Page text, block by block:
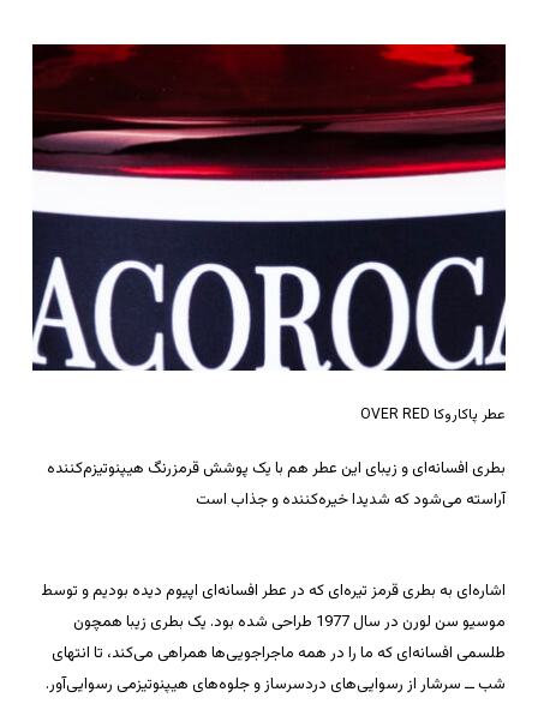
عطر پاکاروکا OVER RED
بطری افسانه‌ای و زیبای این عطر هم با یک پوشش قرمزرنگ هیپنوتیزم‌کننده
آراسته می‌شود که شدیدا خیره‌کننده و جذاب است
اشاره‌ای به بطری قرمز تیره‌ای که در عطر افسانه‌ای اپیوم دیده بودیم و توسط
موسیو سن لورن در سال 1977 طراحی شده بود. یک بطری زیبا همچون
طلسمی افسانه‌ای که ما را در همه ماجراجویی‌ها همراهی می‌کند، تا انتهای
شب ــ سرشار از رسوایی‌های دردسرساز و جلوه‌های هیپنوتیزمی رسوایی‌آور.